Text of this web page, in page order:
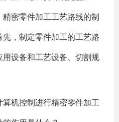
密零件加工工艺路线的制
，制定零件加工的工艺路
设备和工艺设备、切割规
机控制进行精密零件加工